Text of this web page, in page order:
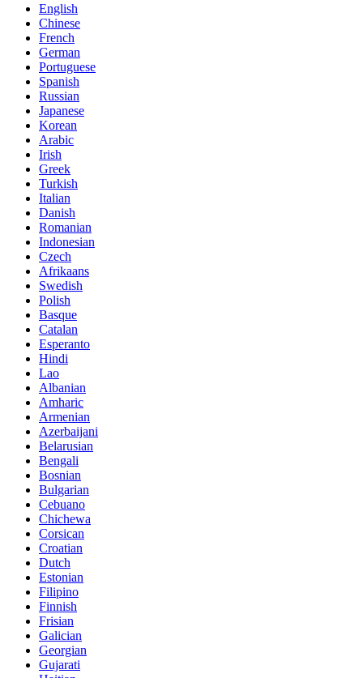
English
Chinese
French
German
Portuguese
Spanish
Russian
Japanese
Korean
Arabic
Irish
Greek
Turkish
Italian
Danish
Romanian
Indonesian
Czech
Afrikaans
Swedish
Polish
Basque
Catalan
Esperanto
Hindi
Lao
Albanian
Amharic
Armenian
Azerbaijani
Belarusian
Bengali
Bosnian
Bulgarian
Cebuano
Chichewa
Corsican
Croatian
Dutch
Estonian
Filipino
Finnish
Frisian
Galician
Georgian
Gujarati